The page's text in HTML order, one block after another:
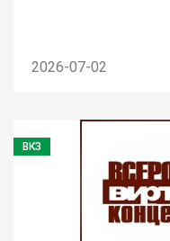
2026-07-02
ВКЗ